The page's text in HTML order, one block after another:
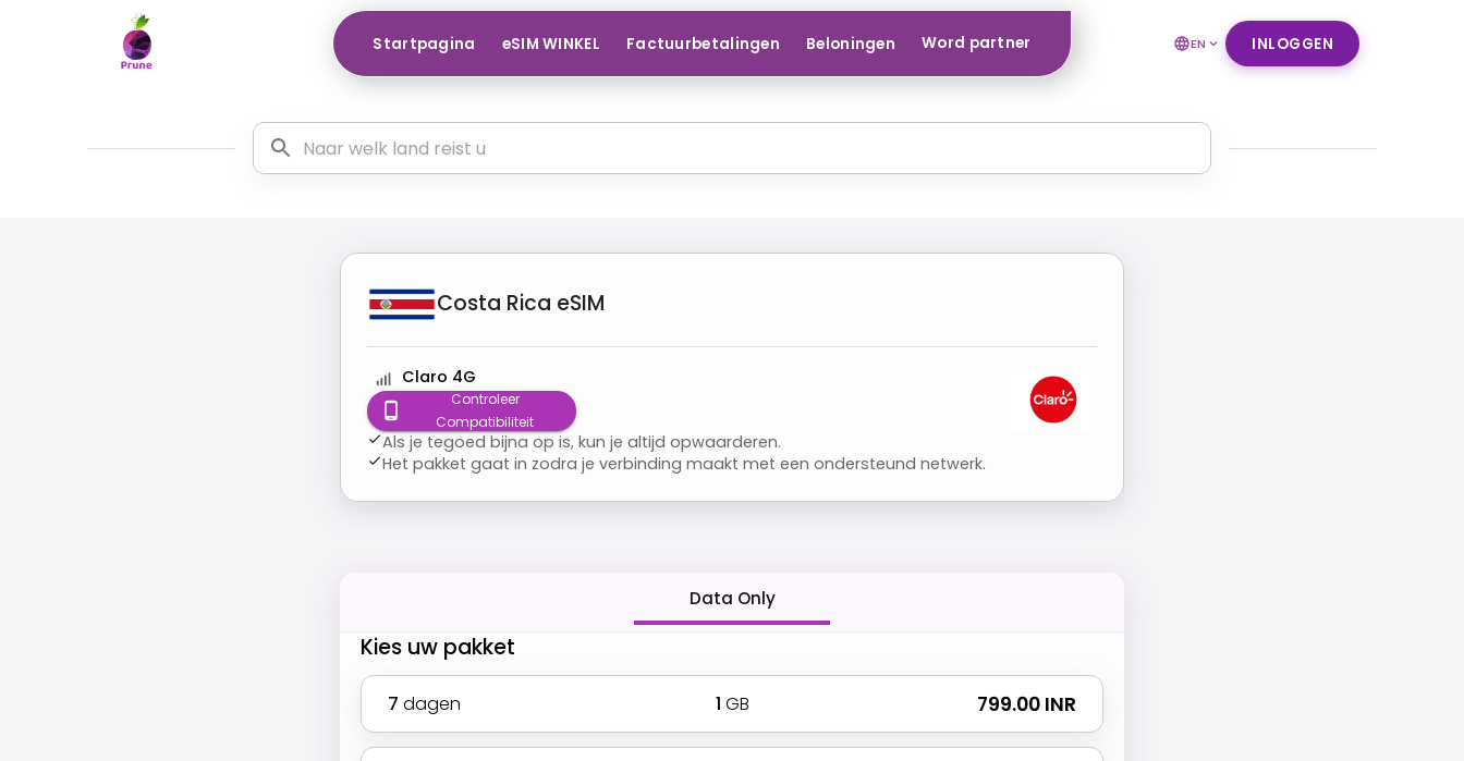
Startpagina eSIM WINKEL Factuurbetalingen Beloningen Word partner EN INLOGGEN
Costa Rica eSIM
Claro 4G
Controleer
Compatibiliteit
Als je tegoed bijna op is, kun je altijd opwaarderen.
Het pakket gaat in zodra je verbinding maakt met een ondersteund netwerk.
Data Only
Kies uw pakket
7 dagen 1 GB ₹ 799.00 INR